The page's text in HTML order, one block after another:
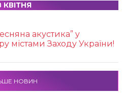
КВІТНЯ
акустика” у
містами Заходу України!
НОВИН